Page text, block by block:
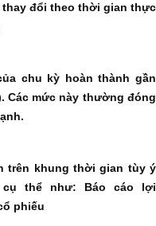
đổi theo thời gian thực
chu kỳ hoàn thành gần
Các mức này thường đóng
trên khung thời gian tùy ý
cụ thể như: Báo cáo lợi
phiếu